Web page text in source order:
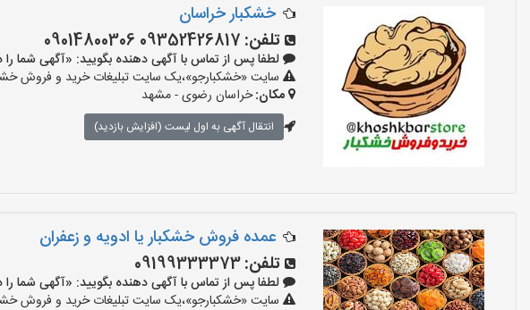
خشکبار خراسان
تلفن: 09352426817 09014800306
لطفا پس از تماس با آگهی دهنده بگویید: «آگهی شما را در سایت
سایت «خشکبارجو»،یک سایت تبلیغات خرید و فروش
مکان:خراسان رضوی - مشهد
انتقال آگهی به اول لیست (افزایش بازدید)
عمده فروش خشکبار یا ادویه و زعفران
تلفن:09199333373
لطفا پس از تماس با آگهی دهنده بگویید: «آگهی شما را در سایت
سایت «خشکبارجو»،یک سایت تبلیغات خرید و فروش